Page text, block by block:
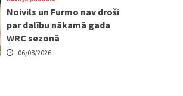
Noivils un Furmo nav droši
par dalību nākamā gada
WRC sezonā
06/08/2026